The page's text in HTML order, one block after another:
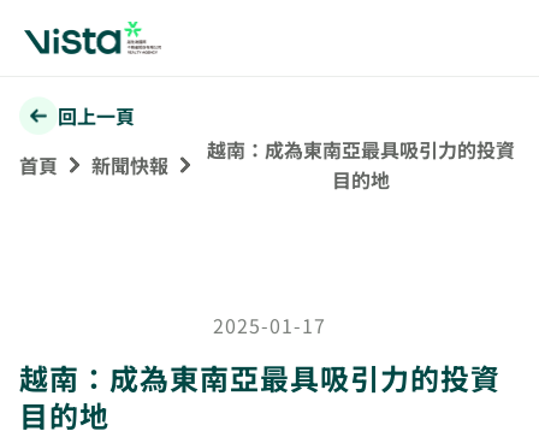
回上一頁
首頁
新聞快報
越南：成為東南亞最具吸引力的投資
目的地
2025-01-17
越南：成為東南亞最具吸引力的投資
目的地